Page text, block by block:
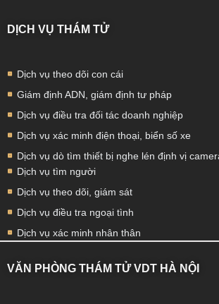
DỊCH VỤ THÁM TỬ
Dịch vụ theo dõi con cái
Giám định ADN, giám định tư pháp
Dịch vụ điều tra đối tác doanh nghiệp
Dịch vụ xác minh điện thoại, biển số xe
Dịch vụ dò tìm thiết bị nghe lén định vị
Dịch vụ tìm người
Dịch vụ theo dõi, giám sát
Dịch vụ điều tra ngoại tình
Dịch vụ xác minh nhân thân
VĂN PHÒNG THÁM TỬ VDT HÀ NỘI